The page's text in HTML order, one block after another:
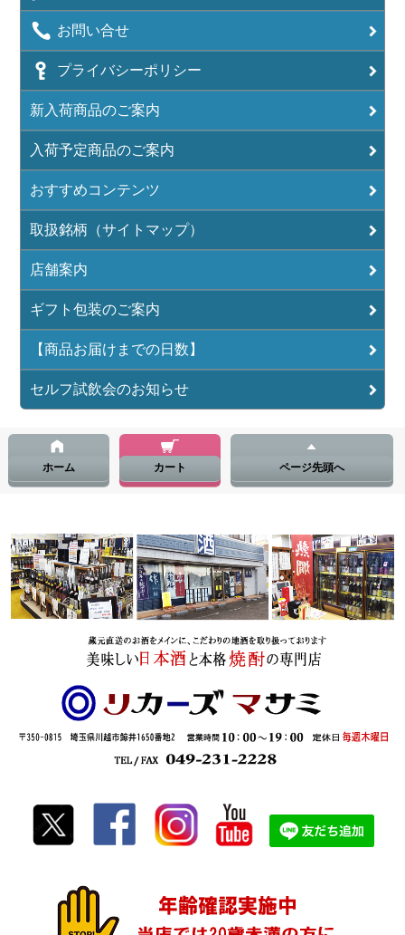
お問い合せ
プライバシーポリシー
新入荷商品のご案内
入荷予定商品のご案内
おすすめコンテンツ
取扱銘柄（サイトマップ）
店舗案内
ギフト包装のご案内
【商品お届けまでの日数】
セルフ試飲会のお知らせ
ホーム カート ページ先頭へ